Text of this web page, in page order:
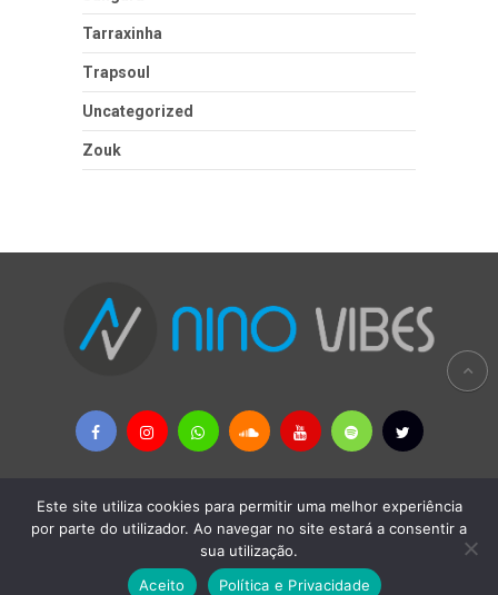
Tarraxinha
Trapsoul
Uncategorized
Zouk
Copyright © 2026Nino Vibes - MÚSICAS AFRICANAS & PALOP
Remoção de Conteúdos
-
Termos e Condições
Este site utiliza cookies para permitir uma melhor experiência
por parte do utilizador. Ao navegar no site estará a consentir a
sua utilização.
Aceito
Política e Privacidade